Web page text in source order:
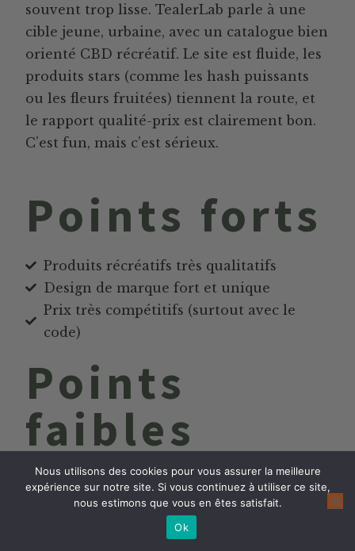
souvent trop lisse. TealerLab parle à une
cible jeune, urbaine, avec un catalogue bien
orienté CBD récréatif. Le site est fluide, les
produits stars (comme les hash puissants
ou les fleurs fruitées) tiennent la route, et
le rapport qualité-prix est clairement bon.
C’est fun, mais c’est sérieux.
Points forts
Produits récréatifs très qualitatifs
Design de marque fort et unique
Prix très compétitifs (surtout avec le
code)
Points
faibles
Peu de produits bien-être (gélules,
infusions...)
Nous utilisons des cookies pour vous assurer la meilleure
expérience sur notre site. Si vous continuez à utiliser ce site,
nous estimons que vous en êtes satisfait.
Ok